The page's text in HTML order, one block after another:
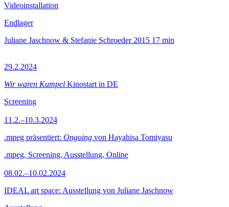
Videoinstallation
Endlager
Juliane Jaschnow & Stefanie Schroeder 2015 17 min
29.2.2024
Wir waren Kumpel Kinostart in DE
Screening
11.2.–10.3.2024
.mpeg präsentiert: Ongoing von Hayahisa Tomiyasu
.mpeg, Screening, Ausstellung, Online
08.02.–10.02.2024
IDEAL art space: Ausstellung von Juliane Jaschnow